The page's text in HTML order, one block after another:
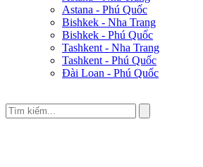
Astana - Phú Quốc
Bishkek - Nha Trang
Bishkek - Phú Quốc
Tashkent - Nha Trang
Tashkent - Phú Quốc
Đài Loan - Phú Quốc